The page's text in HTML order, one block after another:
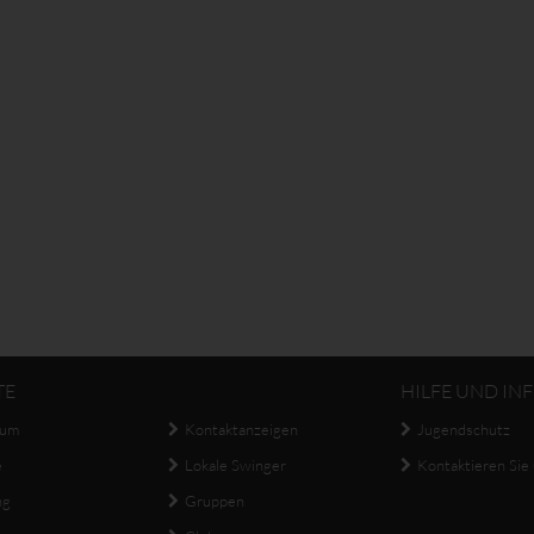
Kontaktanzeigen
Lokale Swinger
Gruppen
HILFE UND
Jugendschutz
Kontaktieren Sie